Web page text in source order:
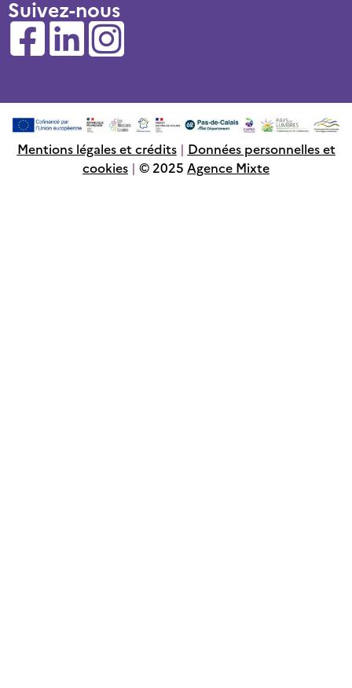
Suivez-nous
Mentions légales et crédits | Données personnelles et
cookies | © 2025 Agence Mixte